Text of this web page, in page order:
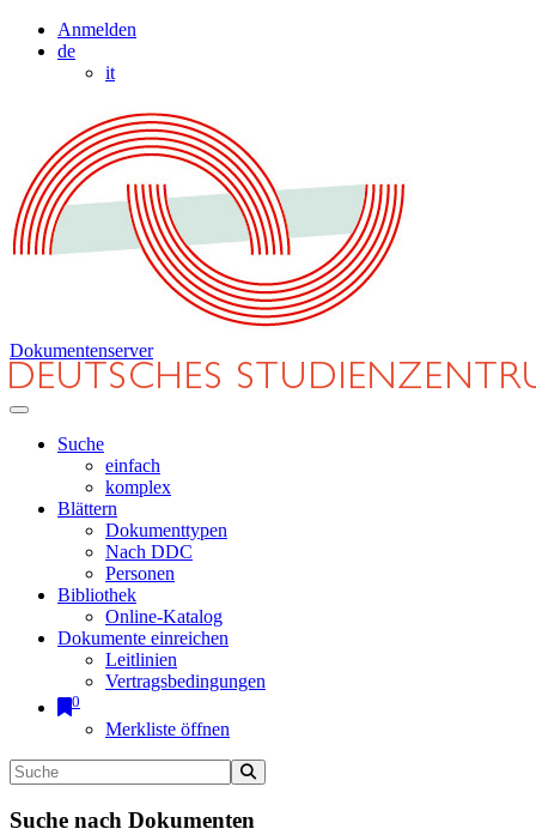
Anmelden
de
it
Dokumentenserver
Suche
einfach
komplex
Blättern
Dokumenttypen
Nach DDC
Personen
Bibliothek
Online-Katalog
Dokumente einreichen
Leitlinien
Vertragsbedingungen
0
Merkliste öffnen
Suche nach Dokumenten